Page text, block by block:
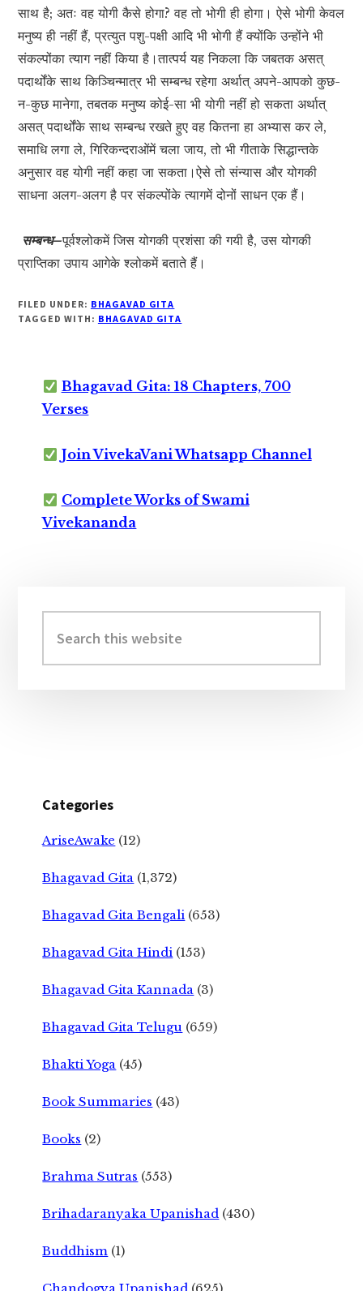
साथ है; अतः वह योगी कैसे होगा? वह तो भोगी ही होगा। ऐसे भोगी केवल
मनुष्य ही नहीं हैं, प्रत्युत पशु-पक्षी आदि भी भोगी हैं क्योंकि उन्होंने भी
संकल्पोंका त्याग नहीं किया है।तात्पर्य यह निकला कि जबतक असत्
पदार्थोंके साथ किञ्चिन्मात्र भी सम्बन्ध रहेगा अर्थात् अपने-आपको कुछ-
न-कुछ मानेगा, तबतक मनुष्य कोई-सा भी योगी नहीं हो सकता अर्थात्
असत् पदार्थोंके साथ सम्बन्ध रखते हुए वह कितना हा अभ्यास कर ले,
समाधि लगा ले, गिरिकन्दराओंमें चला जाय, तो भी गीताके सिद्धान्तके
अनुसार वह योगी नहीं कहा जा सकता।ऐसे तो संन्यास और योगकी
साधना अलग-अलग है पर संकल्पोंके त्यागमें दोनों साधन एक हैं।
सम्बन्ध–पूर्वश्लोकमें जिस योगकी प्रशंसा की गयी है, उस योगकी
प्राप्तिका उपाय आगेके श्लोकमें बताते हैं।
FILED UNDER: BHAGAVAD GITA
TAGGED WITH: BHAGAVAD GITA
Bhagavad Gita: 18 Chapters, 700
Verses
Join VivekaVani Whatsapp Channel
Complete Works of Swami
Vivekananda
Sidebar
this
website
Categories
AriseAwake (12)
Bhagavad Gita (1,372)
Bhagavad Gita Bengali (653)
Bhagavad Gita Hindi (153)
Bhagavad Gita Kannada (3)
Bhagavad Gita Telugu (659)
Bhakti Yoga (45)
Book Summaries (43)
Books (2)
Brahma Sutras (553)
Brihadaranyaka Upanishad (430)
Buddhism (1)
Chandogya Upanishad (625)